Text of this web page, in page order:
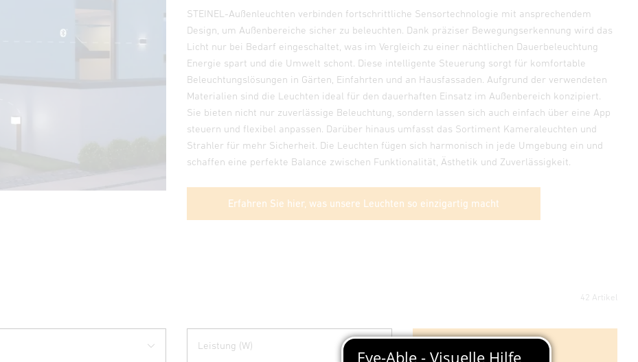
STEINEL-Außenleuchten verbinden fortschrittliche Sensortechnologie mit ansprechendem
Design, um Außenbereiche sicher zu beleuchten. Dank präziser Bewegungserkennung wird das
Licht nur bei Bedarf eingeschaltet, was im Vergleich zu einer nächtlichen Dauerbeleuchtung
Energie spart und die Umwelt schont. Diese intelligente Steuerung sorgt für komfortable
Beleuchtungslösungen in Gärten, Einfahrten und an Hausfassaden. Aufgrund der verwendeten
Materialien sind die Leuchten ideal für den dauerhaften Einsatz im Außenbereich konzipiert.
Sie bieten nicht nur zuverlässige Beleuchtung, sondern lassen sich auch einfach über eine App
steuern und flexibel anpassen. Darüber hinaus umfasst das Sortiment Kameraleuchten und
Strahler für mehr Sicherheit. Die Leuchten fügen sich harmonisch in jede Umgebung ein und
schaffen eine perfekte Balance zwischen Funktionalität, Ästhetik und Zuverlässigkeit.
Erfahren Sie hier, was unsere Leuchten so einzigartig macht
42 Artikel
Weitere Filter
Leistung (W)